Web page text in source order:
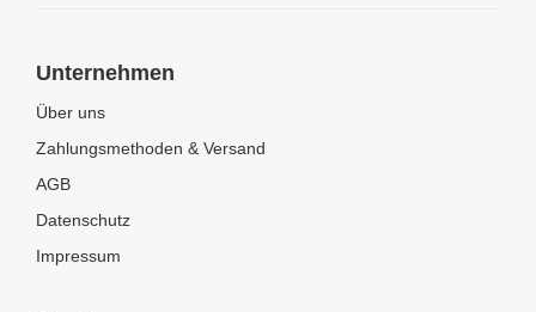
Unternehmen
Über uns
Zahlungsmethoden & Versand
AGB
Datenschutz
Impressum